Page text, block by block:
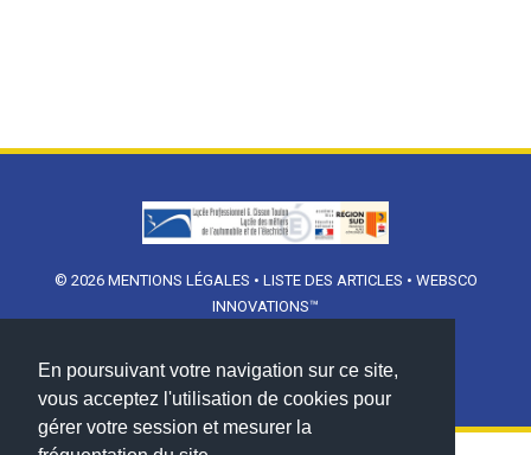
En poursuivant votre navigation sur ce site,
vous acceptez l'utilisation de cookies pour
gérer votre session et mesurer la
© 2026 MENTIONS LÉGALES • LISTE DES ARTICLES • WEBSCO
INNOVATIONS™